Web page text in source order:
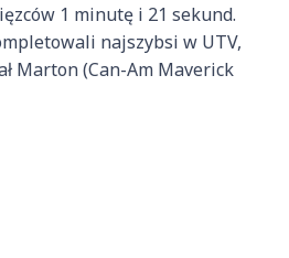
1 minutę i 21 sekund.
najszybsi w UTV,
Marton (Can-Am Maverick